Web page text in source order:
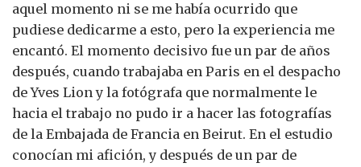
aquel momento ni se me había ocurrido que
pudiese dedicarme a esto, pero la experiencia me
encantó. El momento decisivo fue un par de años
después, cuando trabajaba en Paris en el despacho
de Yves Lion y la fotógrafa que normalmente le
hacia el trabajo no pudo ir a hacer las fotografías
de la Embajada de Francia en Beirut. En el estudio
conocían mi afición, y después de un par de